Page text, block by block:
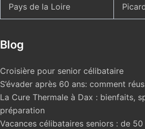
Pays de la Loire
Blog
Croisière pour senior célibataire
S’évader après 60 ans: comment
La Cure Thermale à Dax : bienfaits,
préparation
Vacances célibataires seniors : de